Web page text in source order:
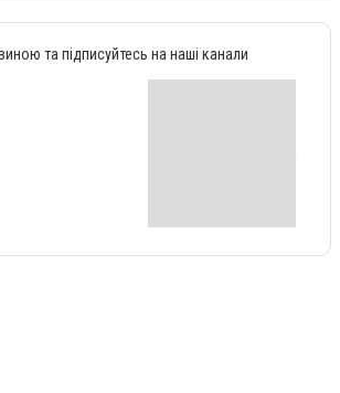
та підписуйтесь на наші канали